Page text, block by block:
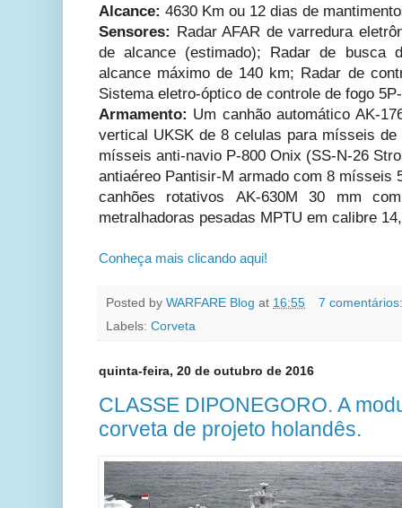
Alcance: 4630 Km ou 12 dias de
Sensores: Radar AFAR de varredura
de alcance (estimado); Radar de busca
alcance máximo de 140 km; Radar de
Sistema eletro-óptico de controle de fogo
Armamento: Um canhão automático AK-
vertical UKSK de 8 celulas para mísseis
mísseis anti-navio P-800 Onix (SS-N-26
antiaéreo Pantisir-M armado com 8 mísseis
canhões rotativos AK-630M 30 mm
metralhadoras pesadas MPTU em calibre
Conheça mais clicando aqui!
Posted by WARFARE Blog at 16:55
7
Labels: Corveta
quinta-feira, 20 de outubro de 2016
CLASSE DIPONEGORO. A
corveta de projeto holandês.